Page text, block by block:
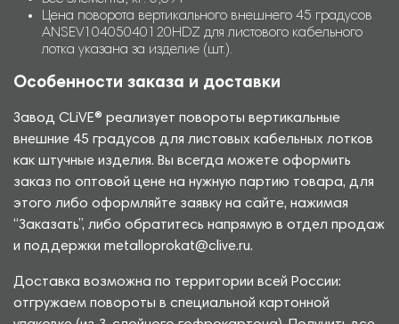
Цена поворота вертикального внешнего 45 градусов
ANSEV10405040120HDZ для листового кабельного
лотка указана за изделие (шт.).
Особенности заказа и доставки
Завод CLiVE® реализует повороты вертикальные
внешние 45 градусов для листовых кабельных лотков
как штучные изделия. Вы всегда можете оформить
заказ по оптовой цене на нужную партию товара, для
этого либо оформляйте заявку на сайте, нажимая
“Заказать”, либо обратитесь напрямую в отдел продаж
и поддержки metalloprokat@clive.ru.
Доставка возможна по территории всей России:
отгружаем повороты в специальной картонной